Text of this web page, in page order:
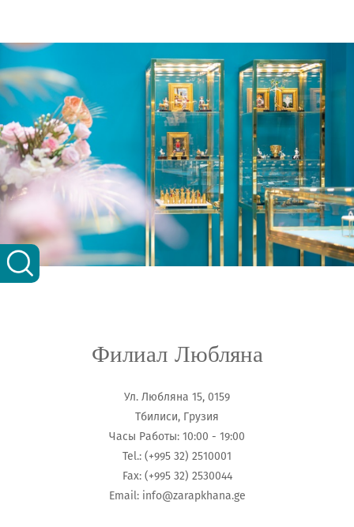
Филиал Любляна
Ул. Любляна 15, 0159
Тбилиси, Грузия
Часы Работы: 10:00 - 19:00
Tel.: (+995 32) 2510001
Fax: (+995 32) 2530044
Email: info@zarapkhana.ge